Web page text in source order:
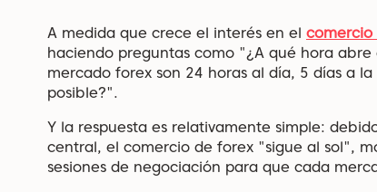
A medida que crece el interés en el comercio
haciendo preguntas como "¿A qué hora
mercado forex son 24 horas al día, 5 días a
posible?".
Y la respuesta es relativamente simple:
central, el comercio de forex "sigue al sol",
sesiones de negociación para que cada